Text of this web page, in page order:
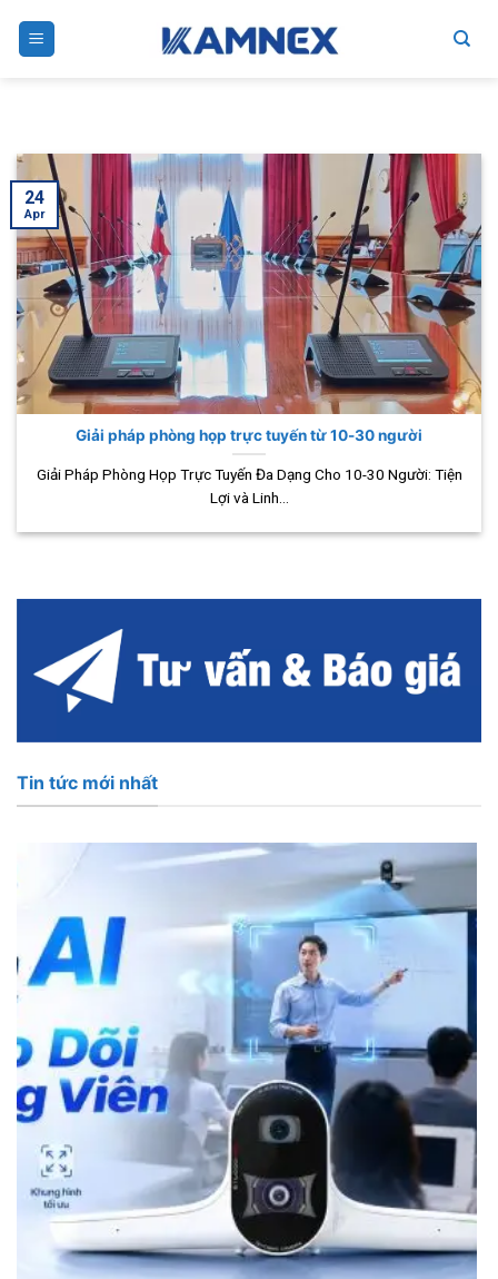
Giải pháp phòng họp trực tuyến từ 10-30 người
Giải Pháp Phòng Họp Trực Tuyến Đa Dạng Cho 10-30 Người: Tiện
Lợi và Linh...
24
Apr
Tin tức mới nhất